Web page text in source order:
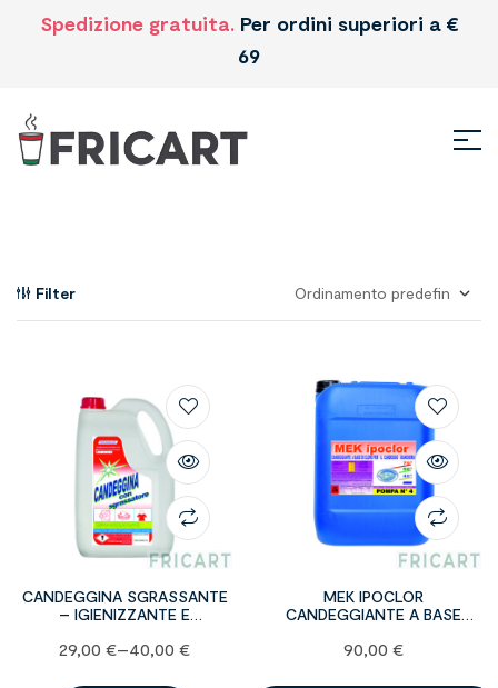
Spedizione gratuita. Per ordini superiori a €
69
Filter
CANDEGGINA SGRASSANTE
– IGIENIZZANTE E
29,00 €–40,00 €
MEK IPOCLOR
CANDEGGIANTE A BASE
90,00 €